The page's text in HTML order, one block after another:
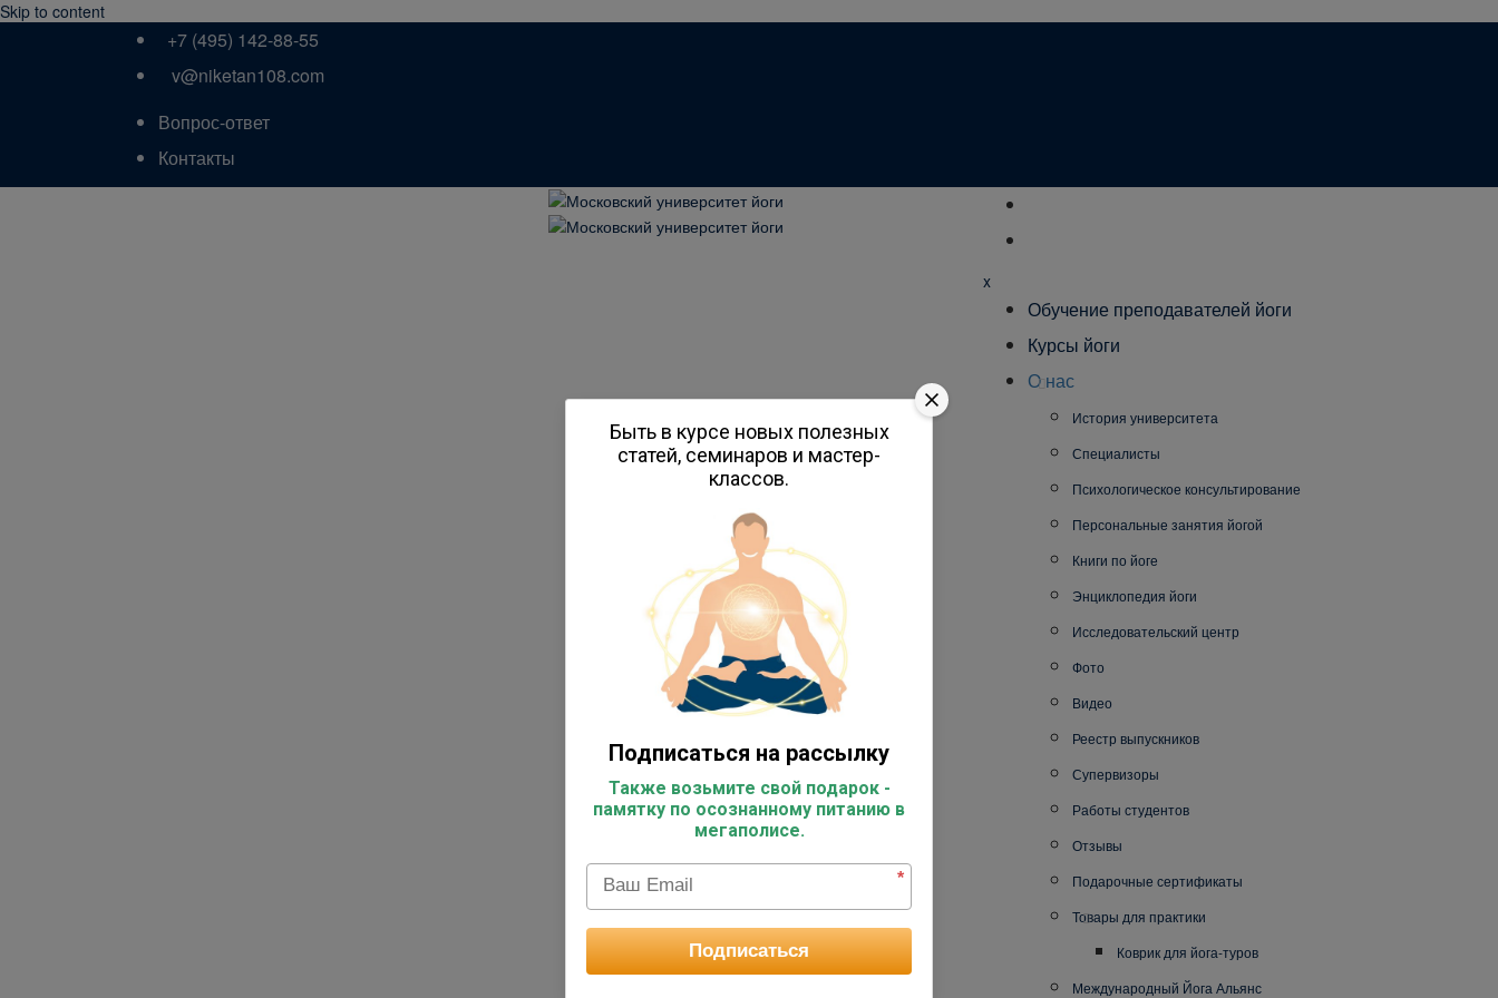
Skip to content
+7 (495) 142-88-55
v@niketan108.com
Вопрос-ответ
Контакты
x
Обучение преподавателей йоги
Курсы йоги
О нас
История университета
Специалисты
Психологическое консультирование
Персональные занятия йогой
Книги по йоге
Энциклопедия йоги
Исследовательский центр
Фото
Видео
Реестр выпускников
Супервизоры
Работы студентов
Отзывы
Подарочные сертификаты
Товары для практики
Коврик для йога-туров
Международный Йога Альянс
Быть в курсе новых полезных
статей, семинаров и мастер-
классов.
Подписаться на рассылку
Также возьмите свой подарок -
памятку по осознанному питанию в
мегаполисе.
*
Подписаться